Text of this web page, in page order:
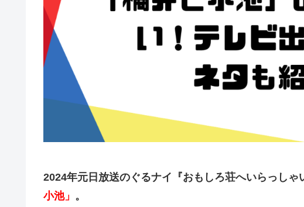
2024年元日放送のぐるナイ『おもしろ荘へいらっし
小池」 。